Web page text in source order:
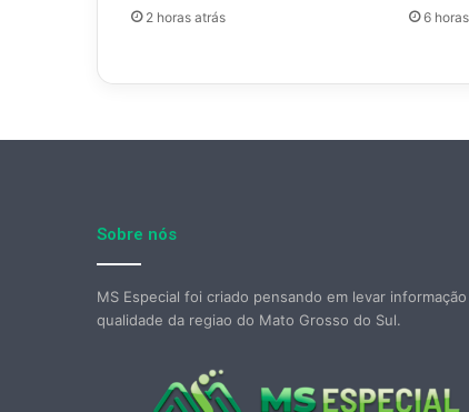
2 horas atrás 6
Sobre nós
MS Especial foi criado pensando em levar
qualidade da regiao do Mato Grosso do Sul.